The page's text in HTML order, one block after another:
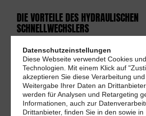
DIE VORTEILE DES HYDRAULISCHEN
SCHNELLWECHSLERS
Fahrerkabine aus
Mehr Produktivität und
Bequeme und sichere
Knopfdruck
Hohe Funktionssicherheit
Verriegelungsmechanik & -
Lange Lebensdauer
Datenschutzeinstellungen
Diese Webseite verwendet Cookies
Technologien. Mit einem Klick auf
akzeptieren Sie diese Verarbeitung
Weitergabe Ihrer Daten an
werden für Analysen und Retargeting
Informationen, auch zur
Drittanbieter, finden Sie in densowie in